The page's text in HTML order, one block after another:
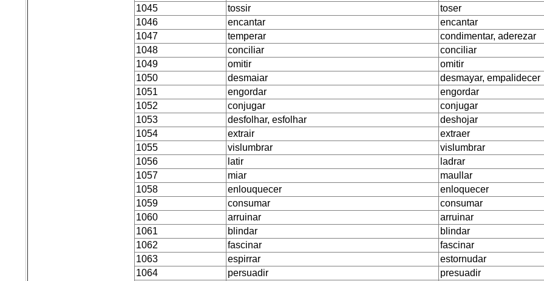
1045
tossir
toser
1046
encantar
encantar
1047
temperar
condimentar, aderezar
1048
conciliar
conciliar
1049
omitir
omitir
1050
desmaiar
desmayar, empalidecer
1051
engordar
engordar
1052
conjugar
conjugar
1053
desfolhar, esfolhar
deshojar
1054
extrair
extraer
1055
vislumbrar
vislumbrar
1056
latir
ladrar
1057
miar
maullar
1058
enlouquecer
enloquecer
1059
consumar
consumar
1060
arruinar
arruinar
1061
blindar
blindar
1062
fascinar
fascinar
1063
espirrar
estornudar
1064
persuadir
presuadir